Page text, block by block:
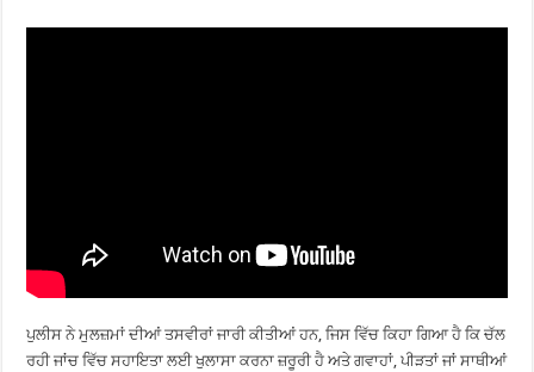
ਪੁਲੀਸ ਨੇ ਮੁਲਜ਼ਮਾਂ ਦੀਆਂ ਤਸਵੀਰਾਂ ਜਾਰੀ ਕੀਤੀਆਂ ਹਨ, ਜਿਸ ਵਿੱਚ ਕਿਹਾ ਗਿਆ ਹੈ ਕਿ ਚੱਲ
ਰਹੀ ਜਾਂਚ ਵਿੱਚ ਸਹਾਇਤਾ ਲਈ ਖੁਲਾਸਾ ਕਰਨਾ ਜ਼ਰੂਰੀ ਹੈ ਅਤੇ ਗਵਾਹਾਂ, ਪੀੜਤਾਂ ਜਾਂ ਸਾਥੀਆਂ